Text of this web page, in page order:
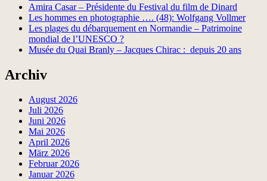
Amira Casar – Présidente du Festival du film de Dinard
Les hommes en photographie …. (48): Wolfgang Vollmer
Les plages du débarquement en Normandie – Patrimoine
mondial de l’UNESCO ?
Musée du Quai Branly – Jacques Chirac : depuis 20 ans
Archiv
August 2026
Juli 2026
Juni 2026
Mai 2026
April 2026
März 2026
Februar 2026
Januar 2026